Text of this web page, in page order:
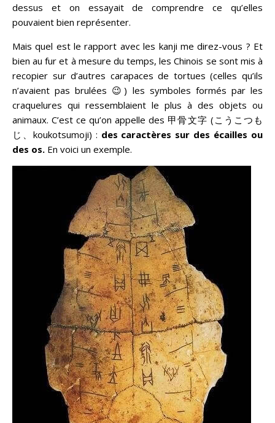
dessus et on essayait de comprendre ce qu’elles
pouvaient bien représenter.
Mais quel est le rapport avec les kanji me direz-vous ? Et
bien au fur et à mesure du temps, les Chinois se sont mis à
recopier sur d’autres carapaces de tortues (celles qu’ils
n’avaient pas brulées 😉) les symboles formés par les
craquelures qui ressemblaient le plus à des objets ou
animaux. C’est ce qu’on appelle des 甲骨文字 (こうこつも
じ、koukotsumoji) : des caractères sur des écailles ou
des os. En voici un exemple.